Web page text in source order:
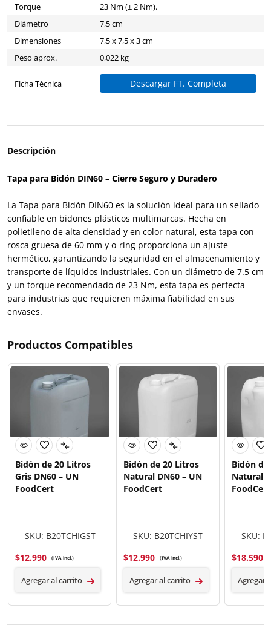
Torque
23 Nm (± 2 Nm).
Diámetro
7,5 cm
Dimensiones
7,5 x 7,5 x 3 cm
Peso aprox.
0,022 kg
Ficha Técnica Descargar FT. Completa
Descripción
Tapa para Bidón DIN60 – Cierre Seguro y Duradero
La Tapa para Bidón DIN60 es la solución ideal para un sellado
confiable en bidones plásticos multimarcas. Hecha en
polietileno de alta densidad y en color natural, esta tapa con
rosca gruesa de 60 mm y o-ring proporciona un ajuste
hermético, garantizando la seguridad en el almacenamiento y
transporte de líquidos industriales. Con un diámetro de 7.5 cm
y un torque recomendado de 23 Nm, esta tapa es perfecta
para industrias que requieren máxima fiabilidad en sus
envases.
Productos Compatibles
Bidón de 20 Litros
Gris DN60 – UN
FoodCert
SKU: B20TCHIGST
$12.990 (IVA incl.)
Agregar al carrito
Bidón de 20 Litros
Natural DN60 – UN
FoodCert
SKU: B20TCHIYST
$12.990 (IVA incl.)
Agregar al carrito
Bidón
Natural
FoodCert
SKU:
$18.590
Agregar